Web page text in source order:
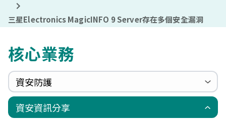
全
研
三星Electronics MagicINFO 9 Server存在多個安全漏洞
核心業務
資安防護
政府組態基準(GCB)
資通安全弱點通報機制(VANS)
端點偵測及應變機制(EDR)
零信任架構(ZTA)
國家資安聯防監控中心(N-SOC)
國家資安通報應變中心(N-CERT)
資安資訊分享